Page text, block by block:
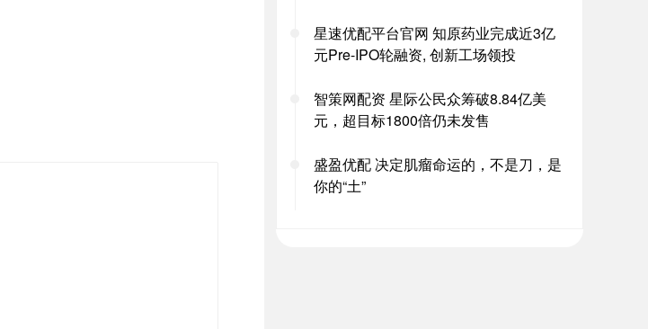
星速优配平台官网 知原药业完成近3亿
元Pre-IPO轮融资, 创新工场领投
智策网配资 星际公民众筹破8.84亿美
元，超目标1800倍仍未发售
盛盈优配 决定肌瘤命运的，不是刀，是
你的“土”